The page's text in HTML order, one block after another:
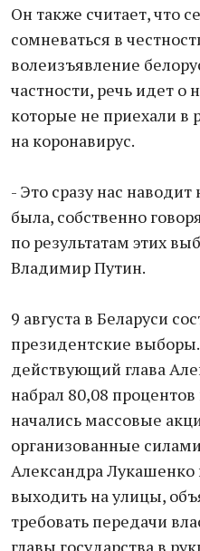
Он также считает, что
сомневаться в
волеизъявление
частности, речь идет о
которые не приехали в
на коронавирус.
- Это сразу нас
была, собственно
по результатам этих
Владимир Путин.
9 августа в Беларуси
президентские
действующий глава
набрал 80,08 процентов
начались массовые
организованные
Александра
выходить на улицы,
требовать передачи
главы государства в